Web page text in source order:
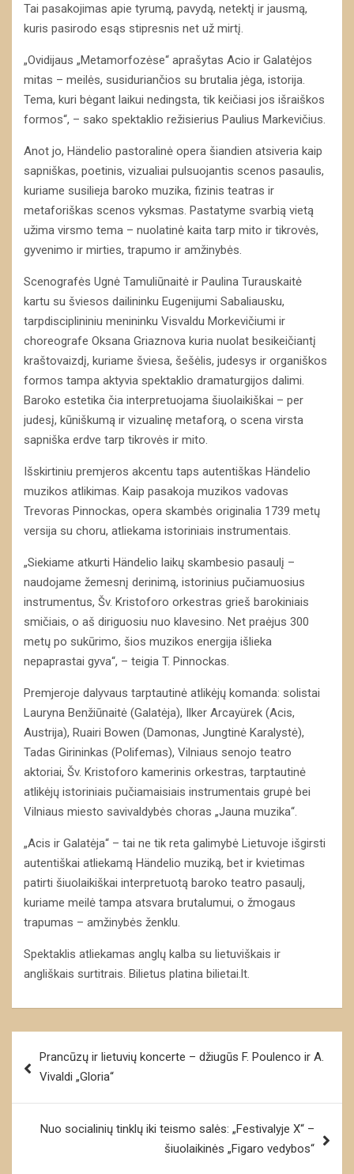
Tai pasakojimas apie tyrumą, pavydą, netektį ir jausmą,
kuris pasirodo esąs stipresnis net už mirtį.
„Ovidijaus „Metamorfozėse“ aprašytas Acio ir Galatėjos
mitas – meilės, susiduriančios su brutalia jėga, istorija.
Tema, kuri bėgant laikui nedingsta, tik keičiasi jos išraiškos
formos“, – sako spektaklio režisierius Paulius Markevičius.
Anot jo, Händelio pastoralinė opera šiandien atsiveria kaip
sapniškas, poetinis, vizualiai pulsuojantis scenos pasaulis,
kuriame susilieja baroko muzika, fizinis teatras ir
metaforiškas scenos vyksmas. Pastatyme svarbią vietą
užima virsmo tema – nuolatinė kaita tarp mito ir tikrovės,
gyvenimo ir mirties, trapumo ir amžinybės.
Scenografės Ugnė Tamuliūnaitė ir Paulina Turauskaitė
kartu su šviesos dailininku Eugenijumi Sabaliausku,
tarpdisciplininiu menininku Visvaldu Morkevičiumi ir
choreografe Oksana Griaznova kuria nuolat besikeičiantį
kraštovaizdį, kuriame šviesa, šešėlis, judesys ir organiškos
formos tampa aktyvia spektaklio dramaturgijos dalimi.
Baroko estetika čia interpretuojama šiuolaikiškai – per
judesį, kūniškumą ir vizualinę metaforą, o scena virsta
sapniška erdve tarp tikrovės ir mito.
Išskirtiniu premjeros akcentu taps autentiškas Händelio
muzikos atlikimas. Kaip pasakoja muzikos vadovas
Trevoras Pinnockas, opera skambės originalia 1739 metų
versija su choru, atliekama istoriniais instrumentais.
„Siekiame atkurti Händelio laikų skambesio pasaulį –
naudojame žemesnį derinimą, istorinius pučiamuosius
instrumentus, Šv. Kristoforo orkestras grieš barokiniais
smičiais, o aš diriguosiu nuo klavesino. Net praėjus 300
metų po sukūrimo, šios muzikos energija išlieka
nepaprastai gyva“, – teigia T. Pinnockas.
Premjeroje dalyvaus tarptautinė atlikėjų komanda: solistai
Lauryna Benžiūnaitė (Galatėja), Ilker Arcayürek (Acis,
Austrija), Ruairi Bowen (Damonas, Jungtinė Karalystė),
Tadas Girininkas (Polifemas), Vilniaus senojo teatro
aktoriai, Šv. Kristoforo kamerinis orkestras, tarptautinė
atlikėjų istoriniais pučiamaisiais instrumentais grupė bei
Vilniaus miesto savivaldybės choras „Jauna muzika“.
„Acis ir Galatėja“ – tai ne tik reta galimybė Lietuvoje išgirsti
autentiškai atliekamą Händelio muziką, bet ir kvietimas
patirti šiuolaikiškai interpretuotą baroko teatro pasaulį,
kuriame meilė tampa atsvara brutalumui, o žmogaus
trapumas – amžinybės ženklu.
Spektaklis atliekamas anglų kalba su lietuviškais ir
angliškais surtitrais. Bilietus platina bilietai.lt.
tarpPrancūzų ir lietuvių koncerte – džiugūs F. Poulenco ir A.
Vivaldi „Gloria“
Nuo socialinių tinklų iki teismo salės: „Festivalyje X“ –
šiuolaikinės „Figaro vedybos“